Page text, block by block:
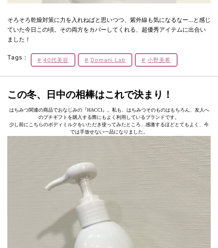
そろそろ乾燥対策に力を入れねばと思いつつ、紫外線も気になるなー…と感じ
ていた今日この頃。その両方をカバーしてくれる、超優秀アイテムに出合い
ました！
Tags： 40代美容 Domani Lab 小野美希
この冬、日中の相棒はこれで決まり！
はちみつ関連の商品でおなじみの『HACCI』。私も、はちみつそのものはもちろん、友人へ
のプチギフトを購入する際にもよく利用しているブランドです。
少し前にこちらのボディミルクをいただき使ってみたところ…感激するほどとてもよく、今
では手放せない一品になりました。